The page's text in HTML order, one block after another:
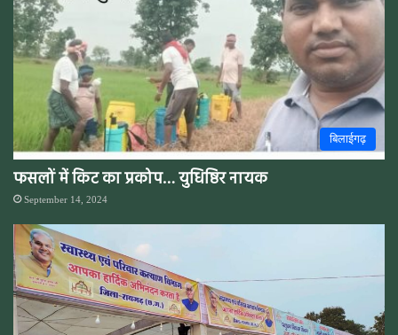
बिलाईगढ़
फसलों में किट का प्रकोप… युधिष्ठिर नायक
September 14, 2024